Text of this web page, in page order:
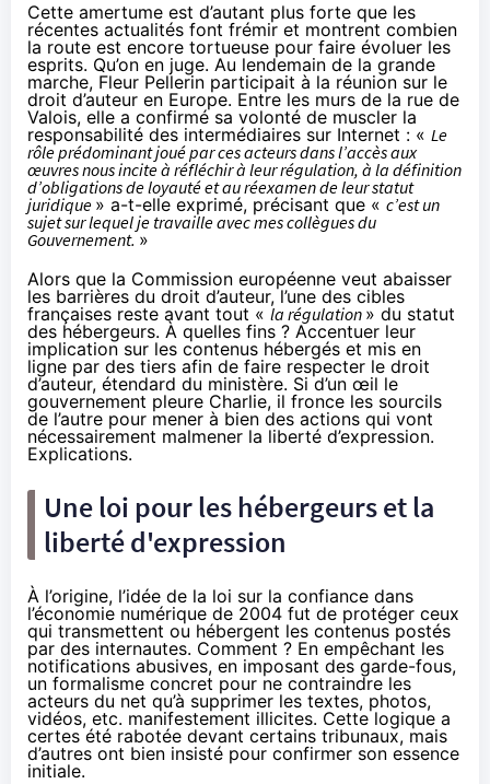
Cette amertume est d’autant plus forte que les
récentes actualités font frémir et montrent combien
la route est encore tortueuse pour faire évoluer les
esprits. Qu’on en juge. Au lendemain de la grande
marche, Fleur Pellerin participait à la réunion sur le
droit d’auteur en Europe. Entre les murs de la rue de
Valois, elle a confirmé sa volonté de muscler la
responsabilité des intermédiaires sur Internet : « Le
rôle prédominant joué par ces acteurs dans l’accès aux
œuvres nous incite à réfléchir à leur régulation, à la définition
d’obligations de loyauté et au réexamen de leur statut
juridique » a-t-elle exprimé, précisant que « c’est un
sujet sur lequel je travaille avec mes collègues du
Gouvernement. »
Alors que la Commission européenne veut abaisser
les barrières du droit d’auteur, l’une des cibles
françaises reste avant tout « la régulation » du statut
des hébergeurs. À quelles fins ? Accentuer leur
implication sur les contenus hébergés et mis en
ligne par des tiers afin de faire respecter le droit
d’auteur, étendard du ministère. Si d’un œil le
gouvernement pleure Charlie, il fronce les sourcils
de l’autre pour mener à bien des actions qui vont
nécessairement malmener la liberté d’expression.
Explications.
Une loi pour les hébergeurs et la
liberté d'expression
À l’origine, l’idée de la loi sur la confiance dans
l’économie numérique de 2004 fut de protéger ceux
qui transmettent ou hébergent les contenus postés
par des internautes. Comment ? En empêchant les
notifications abusives, en imposant des garde-fous,
un formalisme concret pour ne contraindre les
acteurs du net qu’à supprimer les textes, photos,
vidéos, etc. manifestement illicites. Cette logique a
certes été rabotée devant certains tribunaux, mais
d’autres ont bien insisté pour confirmer son essence
initiale.